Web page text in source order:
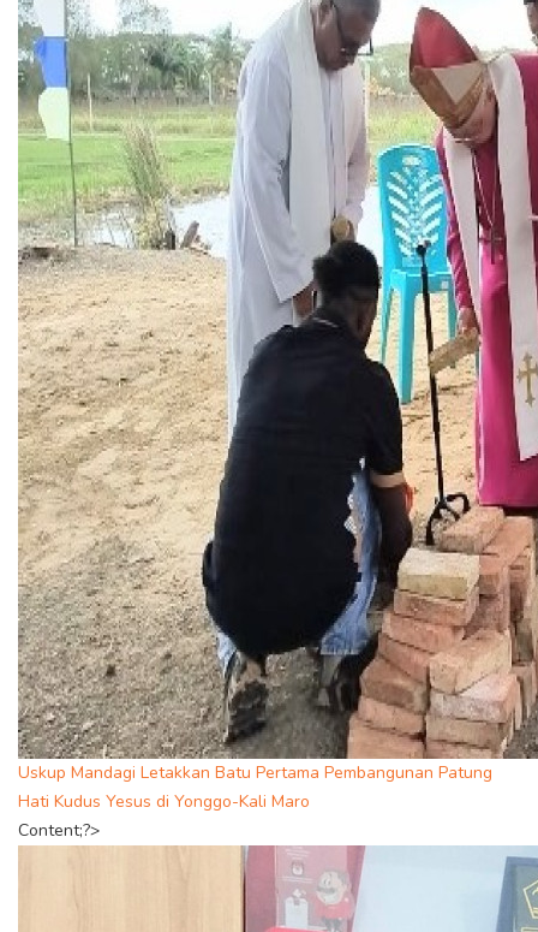
Uskup Mandagi Letakkan Batu Pertama Pembangunan Patung
Hati Kudus Yesus di Yonggo-Kali Maro
Content;?>